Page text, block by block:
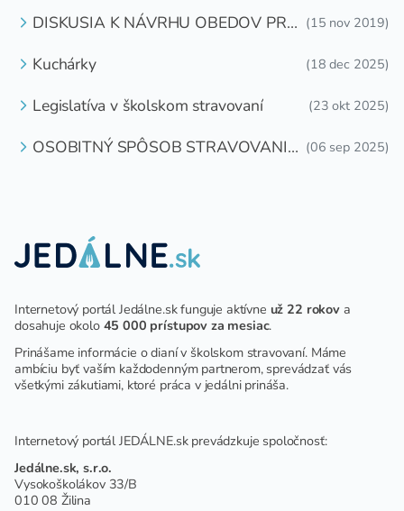
DISKUSIA K NÁVRHU OBEDOV PRE
(15 nov 2019)
Kuchárky (18 dec 2025)
Legislatíva v školskom stravovaní (23 okt 2025)
OSOBITNÝ SPÔSOB STRAVOVANIA (06 sep 2025)
Internetový portál Jedálne.sk funguje aktívne už 22 rokova
dosahuje okolo 45 000 prístupov za mesiac.
Prinášame informácie o dianí v školskom stravovaní. Máme
ambíciu byť vaším každodenným partnerom, sprevádzať vás
všetkými zákutiami, ktoré práca v jedálni prináša.
Internetový portál JEDÁLNE.sk prevádzkuje spoločnosť:
Jedálne.sk, s.r.o.
Vysokoškolákov 33/B
010 08 Žilina